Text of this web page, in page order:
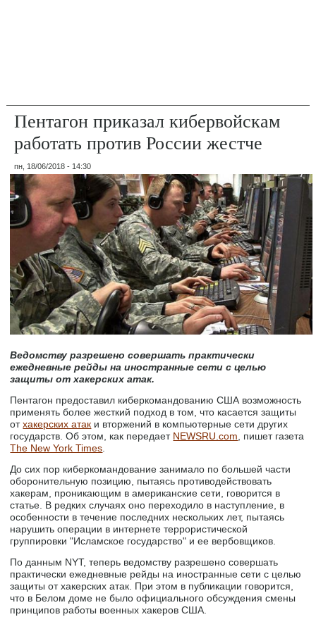
Пентагон приказал кибервойскам
работать против России жестче
пн, 18/06/2018 - 14:30
Ведомству разрешено совершать практически
ежедневные рейды на иностранные сети с целью
защиты от хакерских атак.
Пентагон предоставил киберкомандованию США возможность
применять более жесткий подход в том, что касается защиты
отхакерских атак и вторжений в компьютерные сети других
государств. Об этом, как передает NEWSRU.com, пишет газета
The New York Times.
До сих пор киберкомандование занимало по большей части
оборонительную позицию, пытаясь противодействовать
хакерам, проникающим в американские сети, говорится в
статье. В редких случаях оно переходило в наступление, в
особенности в течение последних нескольких лет, пытаясь
нарушить операции в интернете террористической
группировки "Исламское государство" и ее вербовщиков.
По данным NYT, теперь ведомству разрешено совершать
практически ежедневные рейды на иностранные сети с целью
защиты от хакерских атак. При этом в публикации говорится,
что в Белом доме не было официального обсуждения смены
принципов работы военных хакеров США.